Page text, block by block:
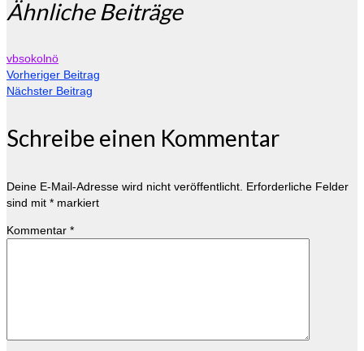
Ähnliche Beiträge
vbsokolnö
Vorheriger Beitrag
Nächster Beitrag
Schreibe einen Kommentar
Deine E-Mail-Adresse wird nicht veröffentlicht. Erforderliche Felder
sind mit * markiert
Kommentar *